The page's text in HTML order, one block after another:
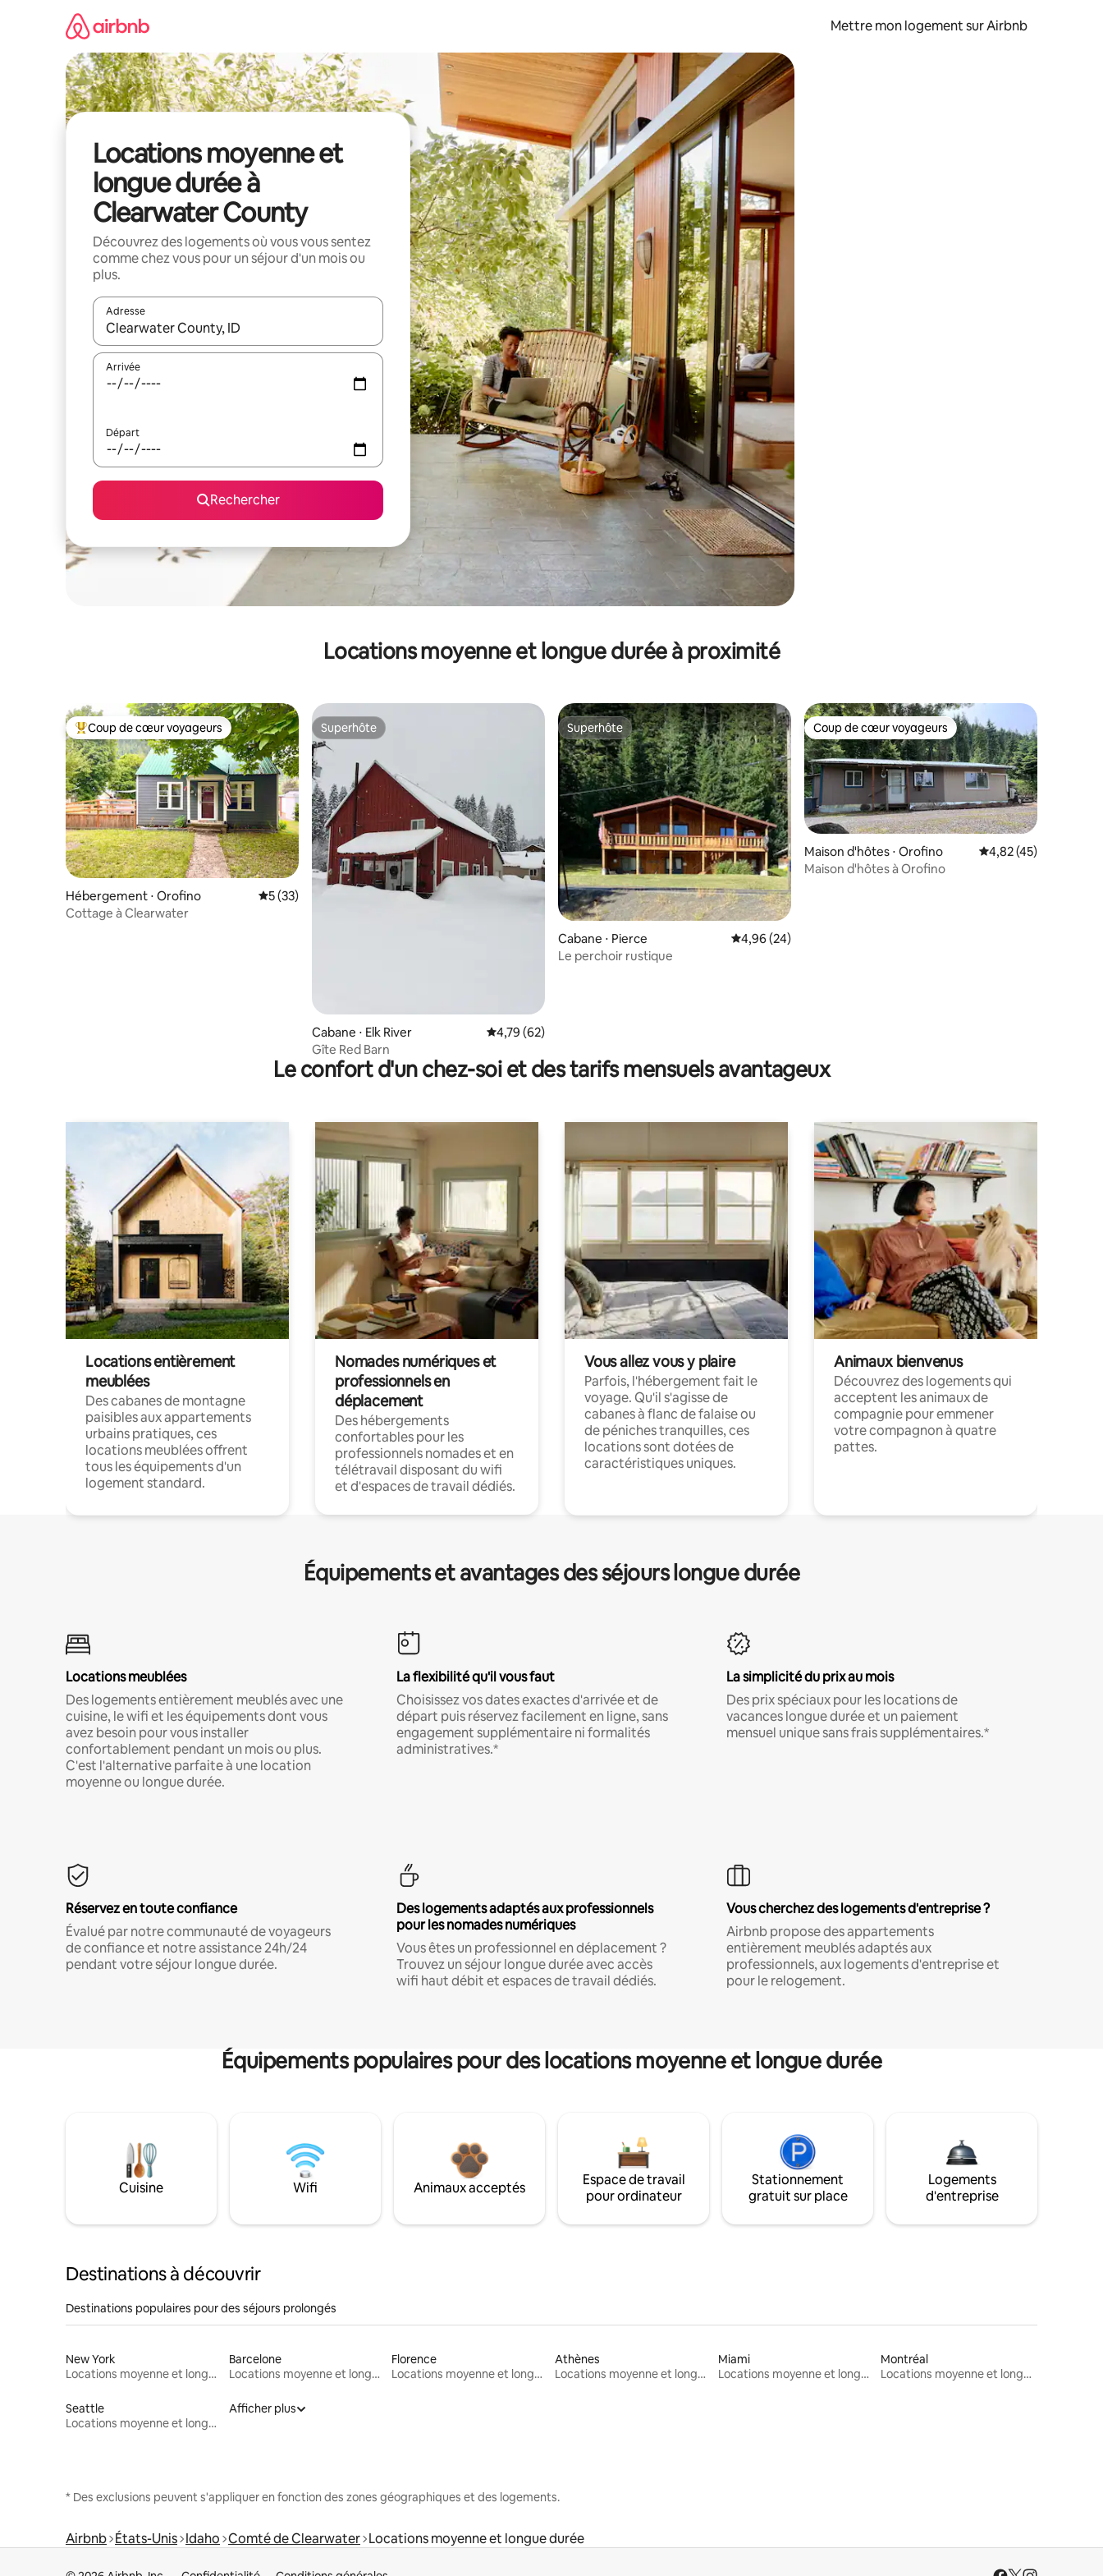
Mettre mon logement sur Airbnb
Locations moyenne et
longue durée à
Clearwater County
Découvrez des logements où vous vous sentez
comme chez vous pour un séjour d'un mois ou
plus.
Adresse
Lorsque les résultats s'affichent, utilisez les flèches vers le haut et vers le bas pour les parcourir ou en appuyant et en faisant glisser.
Arrivée
Départ
Rechercher
Locations moyenne et longue durée à proximité
Coups de cœur voyageurs les plus appréciés
Coup de cœur voyageurs
Hébergement ⋅ Orofino Évaluation moyenne sur la base de 33 commentaires : 5 sur 5
5 (33)
Cottage à Clearwater
Superhôte
Superhôte
Cabane ⋅ Elk River Évaluation moyenne sur la base de 62 commentaires : 4,79 sur 5
4,79 (62)
Gîte Red Barn
Superhôte
Superhôte
Cabane ⋅ Pierce Évaluation moyenne sur la base de 24 commentaires : 4,96 sur 5
4,96 (24)
Le perchoir rustique
Coup de cœur voyageurs
Coup de cœur voyageurs
Maison d'hôtes ⋅ Orofino Évaluation moyenne
4,82 (45)
Maison d'hôtes à Orofino
Le confort d'un chez-soi et des tarifs mensuels avantageux
Locations entièrement
meublées
Des cabanes de montagne
paisibles aux appartements
urbains pratiques, ces
locations meublées offrent
tous les équipements d'un
logement standard.
Nomades numériques et
professionnels en
déplacement
Des hébergements
confortables pour les
professionnels nomades et en
télétravail disposant du wifi
et d'espaces de travail dédiés.
Vous allez vous y plaire
Parfois, l'hébergement fait le
voyage. Qu'il s'agisse de
cabanes à flanc de falaise ou
de péniches tranquilles, ces
locations sont dotées de
caractéristiques uniques.
Animaux bienvenus
Découvrez des logements qui
acceptent les animaux de
compagnie pour emmener
votre compagnon à quatre
pattes.
Équipements et avantages des séjours longue durée
Locations meublées
Des logements entièrement meublés avec une
cuisine, le wifi et les équipements dont vous
avez besoin pour vous installer
confortablement pendant un mois ou plus.
C'est l'alternative parfaite à une location
moyenne ou longue durée.
La flexibilité qu'il vous faut
Choisissez vos dates exactes d'arrivée et de
départ puis réservez facilement en ligne, sans
engagement supplémentaire ni formalités
administratives.*
La simplicité du prix au mois
Des prix spéciaux pour les locations de
vacances longue durée et un paiement
mensuel unique sans frais supplémentaires.*
Réservez en toute confiance
Évalué par notre communauté de voyageurs
de confiance et notre assistance 24h/24
pendant votre séjour longue durée.
Des logements adaptés aux professionnels
pour les nomades numériques
Vous êtes un professionnel en déplacement ?
Trouvez un séjour longue durée avec accès
wifi haut débit et espaces de travail dédiés.
Vous cherchez des logements d'entreprise ?
Airbnb propose des appartements
entièrement meublés adaptés aux
professionnels, aux logements d'entreprise et
pour le relogement.
Équipements populaires pour des locations moyenne et longue durée
Cuisine Wifi Animaux acceptés
Espace de travail
pour ordinateur
Stationnement
gratuit sur place
Logements
d'entreprise
Destinations à découvrir
Destinations populaires pour des séjours prolongés
New York
Locations moyenne et longue durée
Barcelone
Locations moyenne et longue durée
Florence
Locations moyenne et longue durée
Athènes
Locations moyenne et longue durée
Miami
Locations moyenne et longue durée
Montréal
Locations moyenne et longue durée
Seattle
Locations moyenne et longue durée
Afficher plus
* Des exclusions peuvent s'appliquer en fonction des zones géographiques et des logements.
Airbnb États-Unis Idaho Comté de Clearwater Locations moyenne et longue durée